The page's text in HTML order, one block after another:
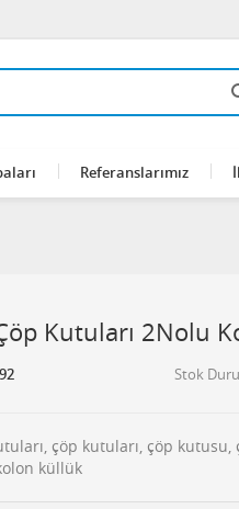
Referanslarımız
Kutuları 2Nolu
Stok
çöp kutuları, çöp
küllük